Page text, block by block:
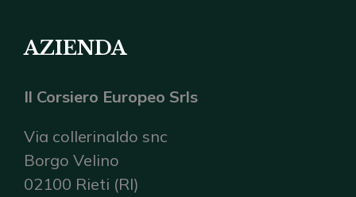
AZIENDA
Il Corsiero Europeo Srls
Via collerinaldo snc
Borgo Velino
02100 Rieti (RI)